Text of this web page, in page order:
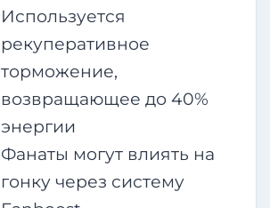
Используется
рекуперативное
торможение,
возвращающее до 40%
энергии
Фанаты могут влиять на
гонку через систему